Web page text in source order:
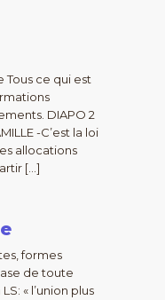
Tous ce qui est
DIAPO 2
-C’est la loi
allocations
[…]
formes
de toute
« l’union plus